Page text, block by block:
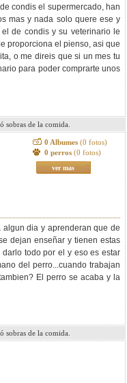
condis el supermercado, han
mas y nada solo quere ese y
de condis y su veterinario le
proporciona el pienso, asi que
o me direis que si un mes tu
para poder comprarte unos
sobras de la comida.
0 Albumes (0 fotos)
0 perros (0 fotos)
ver mas
dia y aprenderan que de
dejan enseñar y tienen estas
todo por el y eso es estar
del perro...cuando trabajan
El perro se acaba y la
sobras de la comida.